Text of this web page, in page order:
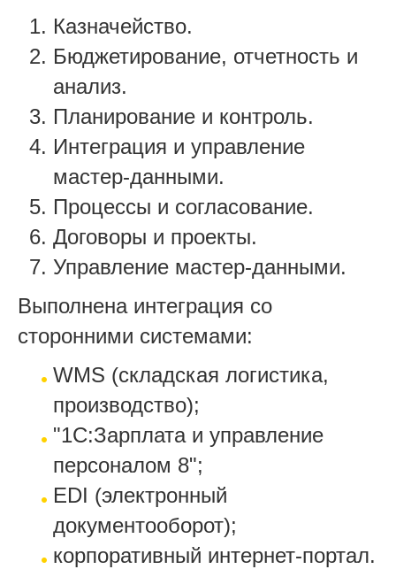
Казначейство.
Бюджетирование, отчетность и
анализ.
Планирование и контроль.
Интеграция и управление
мастер-данными.
Процессы и согласование.
Договоры и проекты.
Управление мастер-данными.
Выполнена интеграция со
сторонними системами:
WMS (складская логистика,
производство);
"1C:Зарплата и управление
персоналом 8";
EDI (электронный
документооборот);
корпоративный интернет-портал.